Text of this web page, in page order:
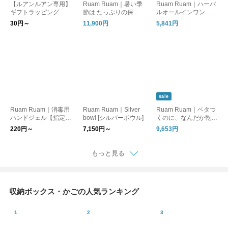
【ルアンルアン専用】
ギフトラッピング
30円～
Ruam Ruam｜暑い季
節は たっぷりの保湿
を、簡単に。オールイ
ンワン美容乳液｜SU
11,900円
Ruam Ruam｜ハーバ
ルオールインワン ダ
ブルエッセンス
5,841円
Ruam Ruam｜消毒用
ハンドジェル【指定医
薬部外品】
220円～
Ruam Ruam｜Silver
bowl [シルバーボウル]
7,150円～
sale
Ruam Ruam｜ベタつ
くのに、なんだか乾く
肌に。落とす×うるお
す基本セット
9,653円
もっと見る
収納ボックス・かごの人気ランキング